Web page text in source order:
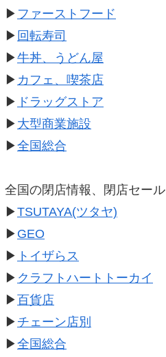
▶ ファーストフード
▶ 回転寿司
▶牛丼、うどん屋
▶ カフェ、喫茶店
▶ ドラッグストア
▶ 大型商業施設
▶全国総合
全国の閉店情報、閉店セール
▶TSUTAYA(ツタヤ)
▶ GEO
▶ トイザらス
▶ クラフトハートトーカイ
▶百貨店
▶ チェーン店別
▶全国総合